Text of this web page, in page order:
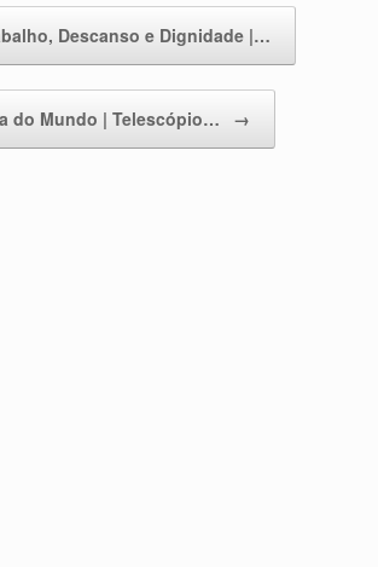
Descanso e Dignidade |…
do Mundo | Telescópio… →